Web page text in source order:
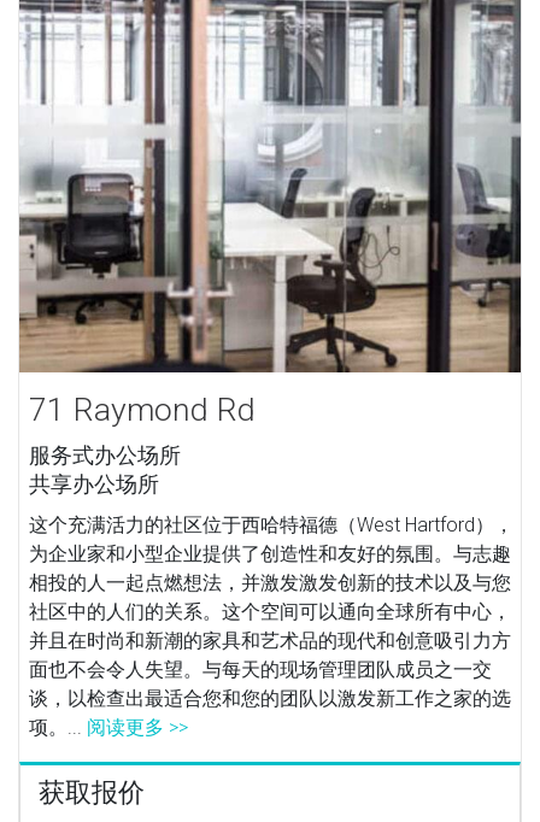
71 Raymond Rd
服务式办公场所
共享办公场所
这个充满活力的社区位于西哈特福德（West Hartford），
为企业家和小型企业提供了创造性和友好的氛围。与志趣
相投的人一起点燃想法，并激发激发创新的技术以及与您
社区中的人们的关系。这个空间可以通向全球所有中心，
并且在时尚和新潮的家具和艺术品的现代和创意吸引力方
面也不会令人失望。与每天的现场管理团队成员之一交
谈，以检查出最适合您和您的团队以激发新工作之家的选
项。... 阅读更多 >>
获取报价